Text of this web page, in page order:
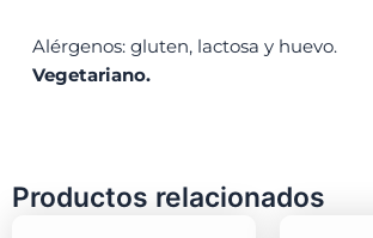
Alérgenos: gluten, lactosa y huevo.
Vegetariano.
Productos relacionados